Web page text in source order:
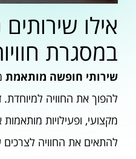
אילו שירותים
במסגרת
שירותי חופשה מותאמת
להפוך את החוויה למיוחדת.
מקצועי, ופעילויות
להתאים את החוויה